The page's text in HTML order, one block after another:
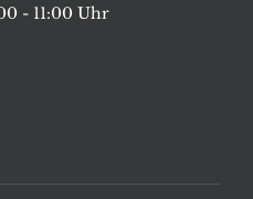
- 11:00 Uhr